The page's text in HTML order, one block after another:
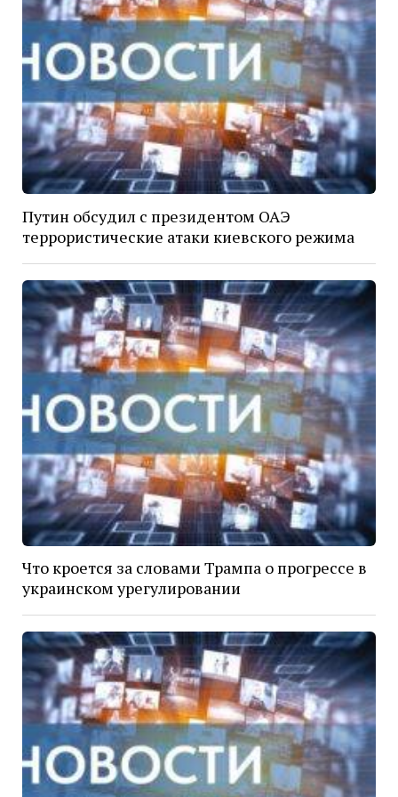
Путин обсудил с президентом ОАЭ
террористические атаки киевского режима
Что кроется за словами Трампа о прогрессе в
украинском урегулировании